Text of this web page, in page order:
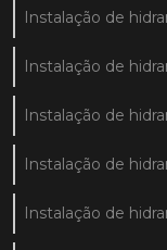
Instalação de
Instalação de
Instalação de
Instalação de
Instalação de